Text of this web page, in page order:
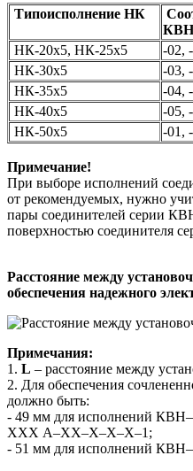
Типоисполнение НК
НК-20х5, НК-25х5
-02,
НК-30х5
-03,
НК-35х5
-04,
НК-40х5
-05,
НК-50х5
-01,
Примечание!
При выборе исполнений
от рекомендуемых, нужно
пары соединителей серии
поверхностью соединителя
Расстояние между
обеспечения надежного
Примечания:
1. L – расстояние между
2. Для обеспечения
должно быть:
- 49 мм для исполнений
ХХХ А–ХХ–Х–Х–Х–1;
- 51 мм для исполнений